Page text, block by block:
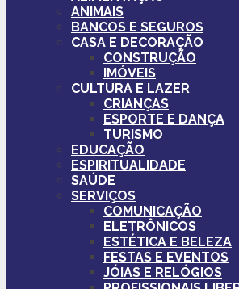
ANIMAIS
BANCOS E SEGUROS
CASA E DECORAÇÃO
CONSTRUÇÃO
IMÓVEIS
CULTURA E LAZER
CRIANÇAS
ESPORTE E DANÇA
TURISMO
EDUCAÇÃO
ESPIRITUALIDADE
SAÚDE
SERVIÇOS
COMUNICAÇÃO
ELETRÔNICOS
ESTÉTICA E BELEZA
FESTAS E EVENTOS
JÓIAS E RELÓGIOS